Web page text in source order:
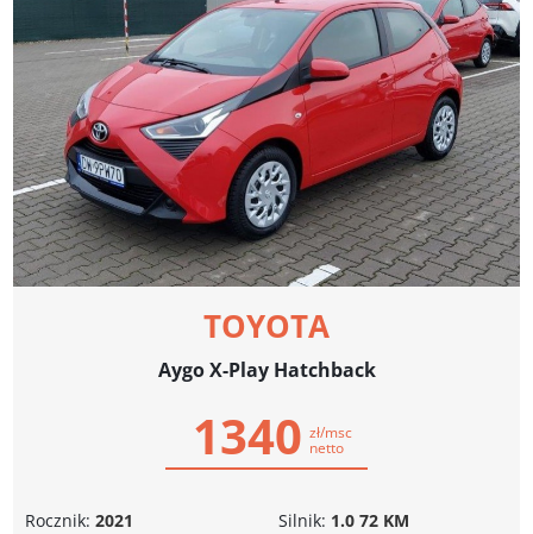
TOYOTA
Aygo X-Play Hatchback
1340 zł/msc
netto
Rocznik: 2021
Silnik: 1.0 72 KM